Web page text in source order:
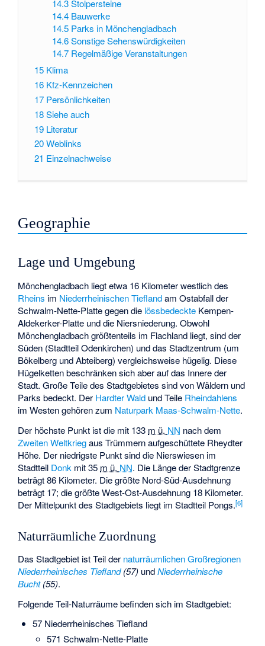
14.3 Stolpersteine
14.4 Bauwerke
14.5 Parks in Mönchengladbach
14.6 Sonstige Sehenswürdigkeiten
14.7 Regelmäßige Veranstaltungen
15 Klima
16 Kfz-Kennzeichen
17 Persönlichkeiten
18Siehe auch
19 Literatur
20Weblinks
21 Einzelnachweise
Geographie
Lage und Umgebung
Mönchengladbach liegt etwa 16 Kilometer westlich des
Rheins im Niederrheinischen Tieflandam Ostabfall der
Schwalm-Nette-Platte gegen die lössbedeckte Kempen-
Aldekerker-Platte und die Niersniederung. Obwohl
Mönchengladbach größtenteils im Flachland liegt, sind der
Süden (Stadtteil Odenkirchen) und das Stadtzentrum (um
Bökelberg und Abteiberg) vergleichsweise hügelig. Diese
Hügelketten beschränken sich aber auf das Innere der
Stadt. Große Teile des Stadtgebietes sind von Wäldern und
Parks bedeckt. Der Hardter Wald und Teile Rheindahlens
im Westen gehören zum Naturpark Maas-Schwalm-Nette.
Der höchste Punkt ist die mit 133 m ü. NN nach dem
Zweiten Weltkriegaus Trümmern aufgeschüttete Rheydter
Höhe. Der niedrigste Punkt sind die Nierswiesen im
Stadtteil Donk mit35 m ü. NN. Die Länge der Stadtgrenze
beträgt 86 Kilometer. Die größte Nord-Süd-Ausdehnung
beträgt 17; die größte West-Ost-Ausdehnung 18 Kilometer.
Der Mittelpunkt des Stadtgebiets liegt im Stadtteil Pongs.[6]
Naturräumliche Zuordnung
Das Stadtgebiet ist Teil der naturräumlichen Großregionen
Niederrheinisches Tiefland(57) undNiederrheinische
Bucht(55).
Folgende Teil-Naturräume befinden sich im Stadtgebiet:
57 Niederrheinisches Tiefland
571Schwalm-Nette-Platte